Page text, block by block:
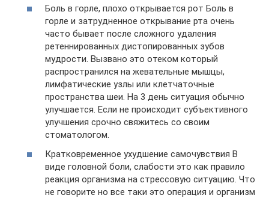
Боль в горле, плохо открывается рот Боль в
горле и затрудненное открывание рта очень
часто бывает после сложного удаления
ретеннированных дистопированных зубов
мудрости. Вызвано это отеком который
распространился на жевательные мышцы,
лимфатические узлы или клетчаточные
пространства шеи. На 3 день ситуация обычно
улучшается. Если не происходит субъективного
улучшения срочно свяжитесь со своим
стоматологом.
Кратковременное ухудшение самочувствия В
виде головной боли, слабости это как правило
реакция организма на стрессовую ситуацию. Что
не говорите но все таки это операция и организм